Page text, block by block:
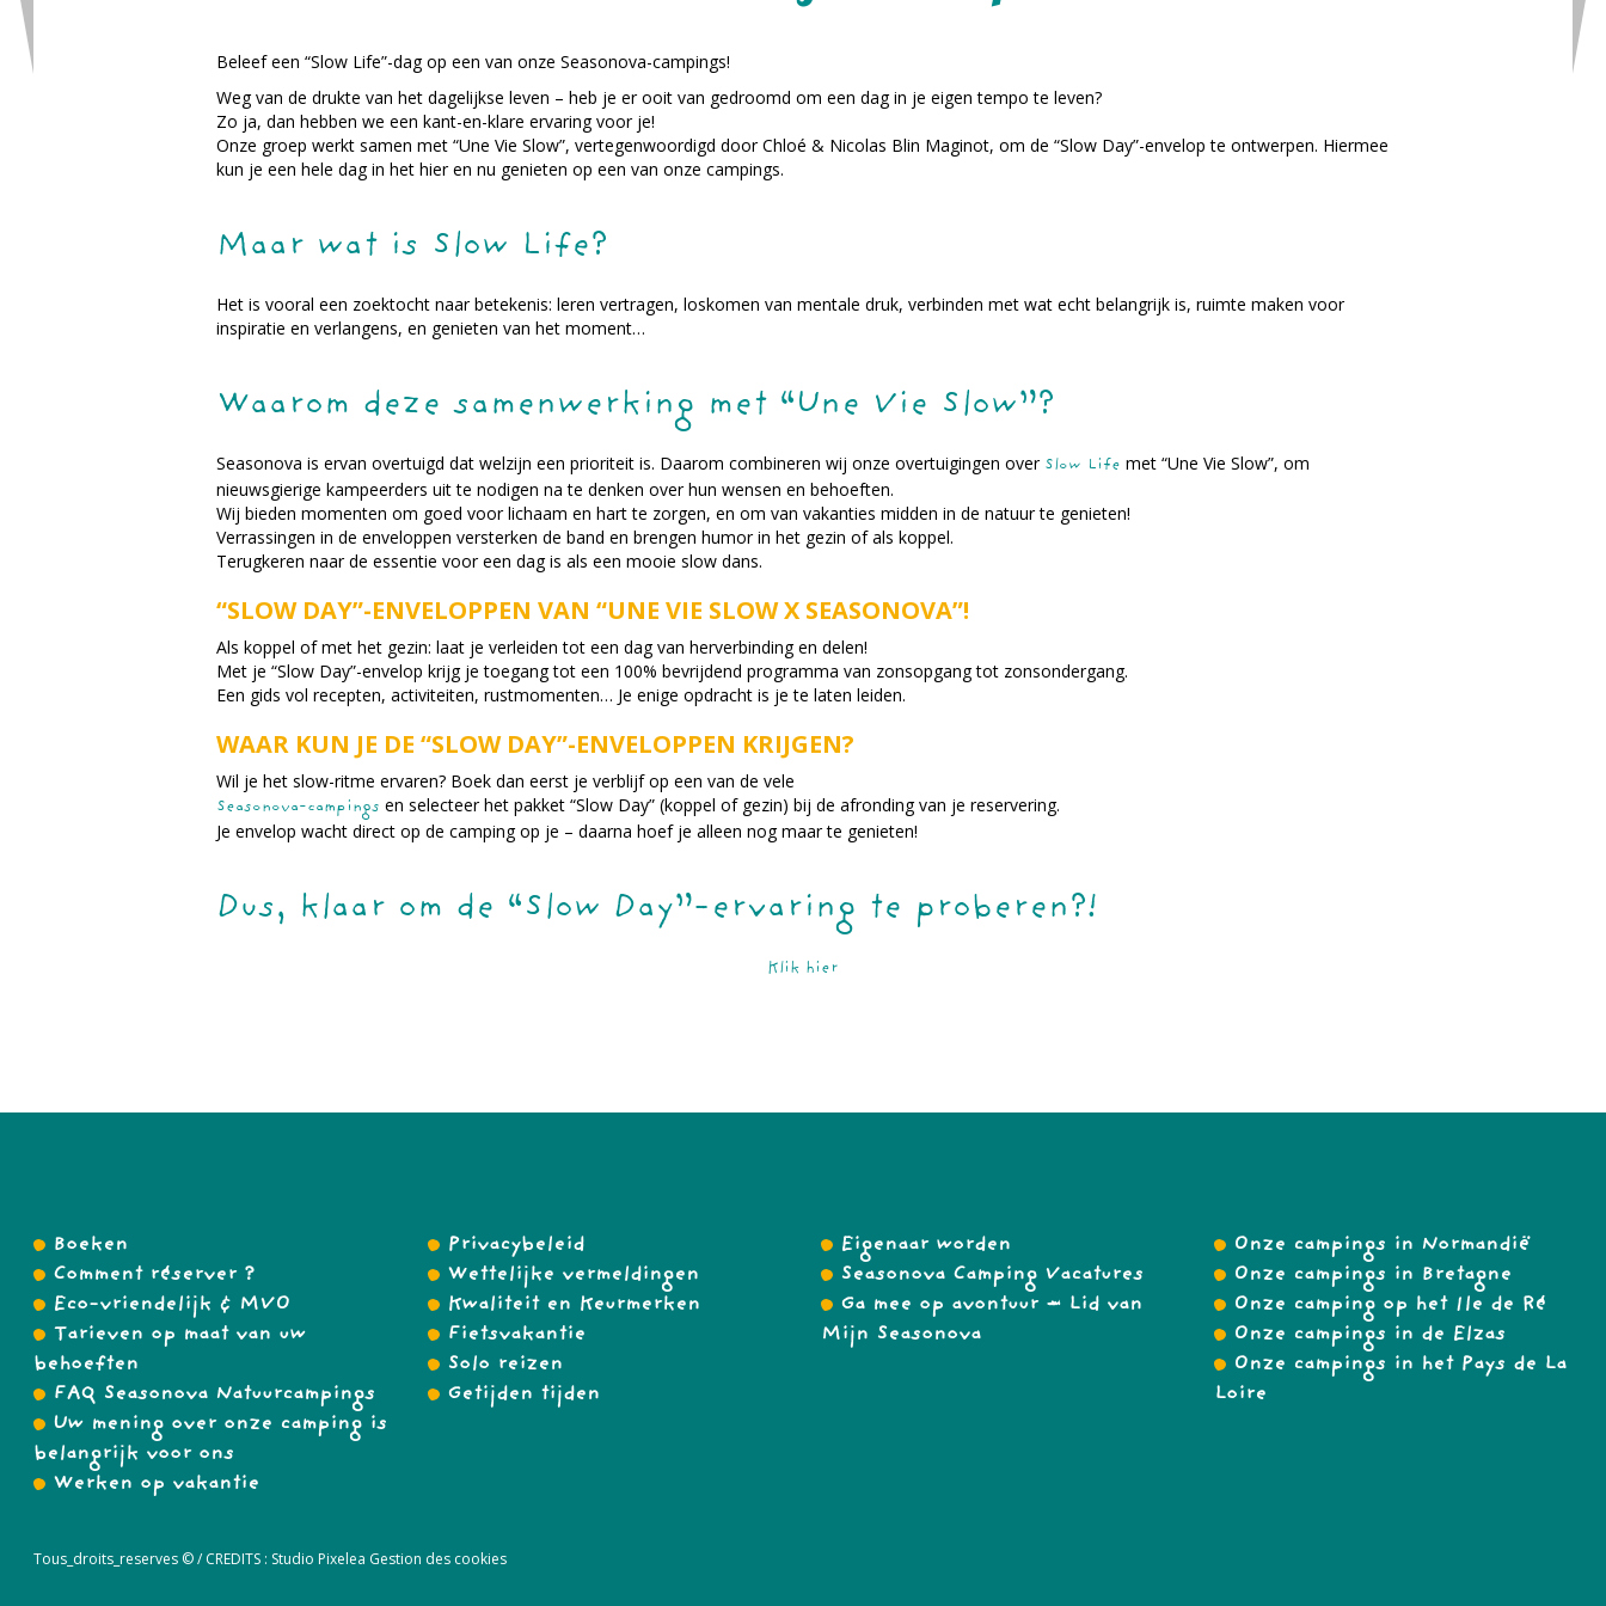
Beleef een “Slow Life”-dag op een van onze Seasonova-campings!
Weg van de drukte van het dagelijkse leven – heb je er ooit van gedroomd om een dag in je eigen tempo te leven?
Zo ja, dan hebben we een kant-en-klare ervaring voor je!
Onze groep werkt samen met “Une Vie Slow”, vertegenwoordigd door Chloé & Nicolas Blin Maginot, om de “Slow Day”-envelop te ontwerpen. Hiermee
kun je een hele dag in het hier en nu genieten op een van onze campings.
Maar wat is Slow Life?
Het is vooral een zoektocht naar betekenis: leren vertragen, loskomen van mentale druk, verbinden met wat echt belangrijk is, ruimte maken voor
inspiratie en verlangens, en genieten van het moment…
Waarom deze samenwerking met “Une Vie Slow”?
Seasonova is ervan overtuigd dat welzijn een prioriteit is. Daarom combineren wij onze overtuigingen over Slow Life met “Une Vie Slow”, om
nieuwsgierige kampeerders uit te nodigen na te denken over hun wensen en behoeften.
Wij bieden momenten om goed voor lichaam en hart te zorgen, en om van vakanties midden in de natuur te genieten!
Verrassingen in de enveloppen versterken de band en brengen humor in het gezin of als koppel.
Terugkeren naar de essentie voor een dag is als een mooie slow dans.
“SLOW DAY”-ENVELOPPEN VAN “UNE VIE SLOW X SEASONOVA”!
Als koppel of met het gezin: laat je verleiden tot een dag van herverbinding en delen!
Met je “Slow Day”-envelop krijg je toegang tot een 100% bevrijdend programma van zonsopgang tot zonsondergang.
Een gids vol recepten, activiteiten, rustmomenten… Je enige opdracht is je te laten leiden.
WAAR KUN JE DE “SLOW DAY”-ENVELOPPEN KRIJGEN?
Wil je het slow-ritme ervaren? Boek dan eerst je verblijf op een van de vele
Seasonova-campings en selecteer het pakket “Slow Day” (koppel of gezin) bij de afronding van je reservering.
Je envelop wacht direct op de camping op je – daarna hoef je alleen nog maar te genieten!
Dus, klaar om de “Slow Day”-ervaring te proberen?!
Klik hier
Boeken
Comment réserver ?
Eco-vriendelijk & MVO
Tarieven op maat van uw
behoeften
FAQ Seasonova Natuurcampings
Uw mening over onze camping is
belangrijk voor ons
Werken op vakantie
Privacybeleid
Wettelijke vermeldingen
Kwaliteit en Keurmerken
Fietsvakantie
Solo reizen
Getijden tijden
Eigenaar worden
Seasonova Camping Vacatures
Ga mee op avontuur – Lid van
Mijn Seasonova
Onze campings in Normandië
Onze campings in Bretagne
Onze camping op het Ile de Ré
Onze campings in de Elzas
Onze campings in het Pays de La
Loire
Tous_droits_reserves © /CREDITS : Studio Pixelea Gestion des cookies